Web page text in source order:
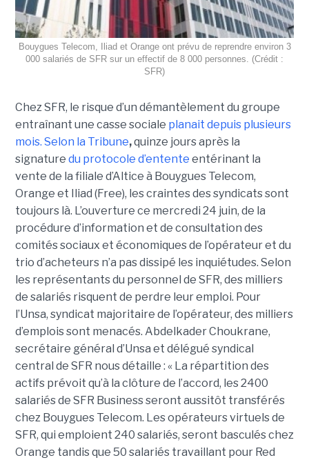
Bouygues Telecom, Iliad et Orange ont prévu de reprendre environ 3
000 salariés de SFR sur un effectif de 8 000 personnes. (Crédit :
SFR)
Chez SFR, le risque d’un démantèlement du groupe
entraînant une casse sociale planait depuis plusieurs
mois. Selon la Tribune,quinze jours après la
signature du protocole d’entente entérinant la
vente de la filiale d’Altice à Bouygues Telecom,
Orange et Iliad (Free), les craintes des syndicats sont
toujours là. L’ouverture ce mercredi 24 juin, de la
procédure d’information et de consultation des
comités sociaux et économiques de l’opérateur et du
trio d’acheteurs n’a pas dissipé les inquiétudes. Selon
les représentants du personnel de SFR, des milliers
de salariés risquent de perdre leur emploi. Pour
l’Unsa, syndicat majoritaire de l’opérateur, des milliers
d’emplois sont menacés. Abdelkader Choukrane,
secrétaire général d’Unsa et délégué syndical
central de SFR nous détaille : « La répartition des
actifs prévoit qu’à la clôture de l’accord, les 2400
salariés de SFR Business seront aussitôt transférés
chez Bouygues Telecom. Les opérateurs virtuels de
SFR, qui emploient 240 salariés, seront basculés chez
Orange tandis que 50 salariés travaillant pour Red